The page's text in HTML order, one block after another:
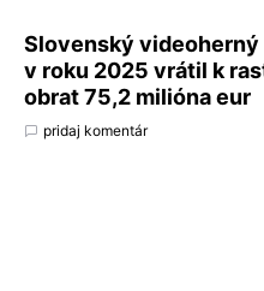
Slovenský videoherný
v roku 2025 vrátil k
obrat 75,2 milióna eur
pridaj komentár